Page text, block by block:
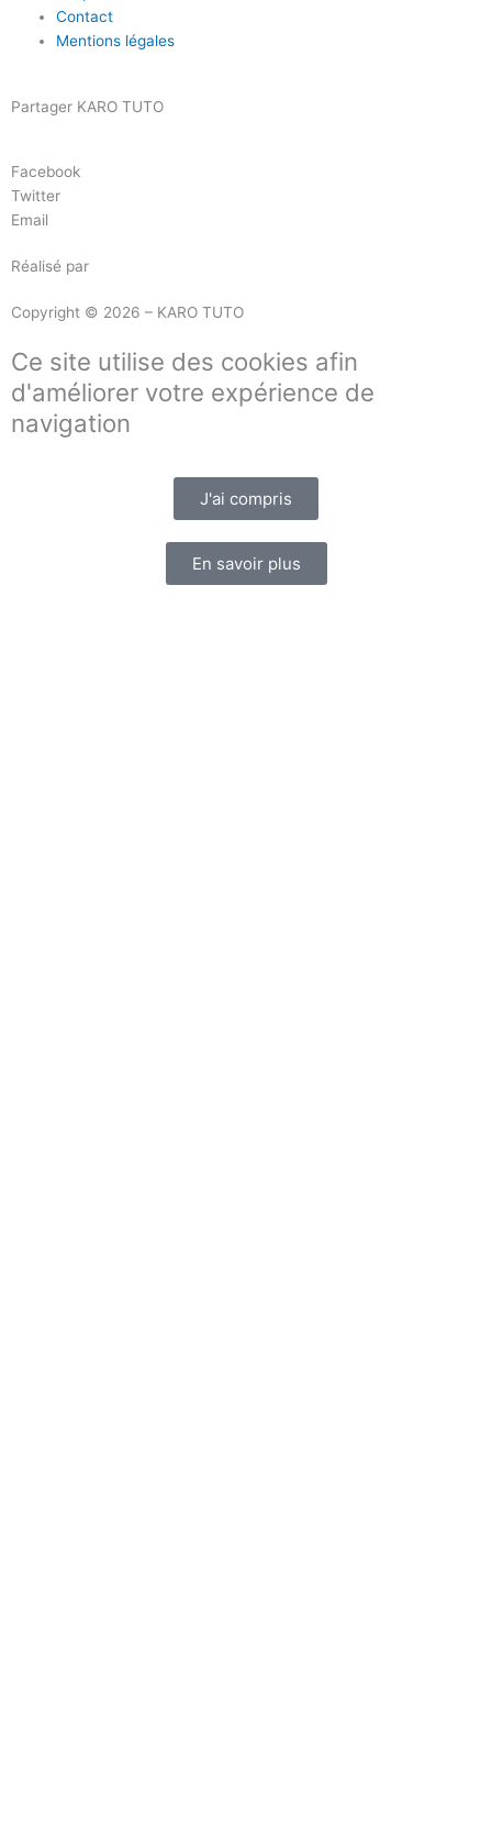
Contact
Mentions légales
Partager KARO TUTO
Facebook
Twitter
Email
Réalisé par
Copyright © 2026 – KARO TUTO
Ce site utilise des cookies afin
d'améliorer votre expérience de
navigation
J'ai compris
En savoir plus